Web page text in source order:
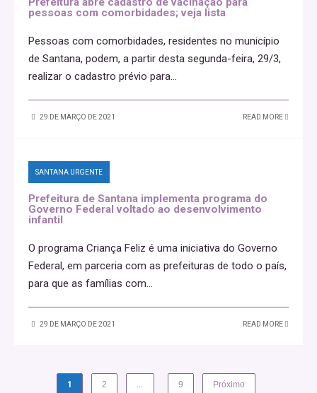
pessoas com comorbidades; veja lista
Pessoas com comorbidades, residentes no município
de Santana, podem, a partir desta segunda-feira, 29/3,
realizar o cadastro prévio para...
29 DE MARÇO DE 2021 READ MORE
SANTANA URGENTE
Prefeitura de Santana implementa programa do
Governo Federal voltado ao desenvolvimento
infantil
O programa Criança Feliz é uma iniciativa do Governo
Federal, em parceria com as prefeituras de todo o país,
para que as famílias com...
29 DE MARÇO DE 2021 READ MORE
1 2 9 Próximo